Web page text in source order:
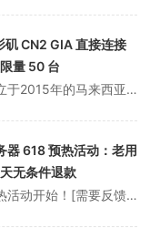
CN2 GIA 直接连接
量 50 台
gigsgigscloud是一家成立于2015年的马来西亚企业，主要从事香港、美国的vps和服务器产品，主要客户服务或中国大陆用户群，因此香港和美国的数据中心都基于对中国大陆的友好支持。gigsgigscloud支持支付宝支付购买，支持中文提交工单！Gigsgigscloud于2020年推出了美国洛杉矶CN2...
618 预热活动：老用
无条件退款
vmshell香港CMI-618预热活动开始！[需要反馈]老用户可以免费升级硬盘，直接提交工单(包括网站大致内容/域名/VMShell的友情链接/免费升级硬盘的IP和大小)，请自行备份，因为硬盘免费升级，对硬盘数据不负责！VMShell是一家新的企业。三个月前，云服务器已经共享，已经稳定运行了三个多月。由于这...